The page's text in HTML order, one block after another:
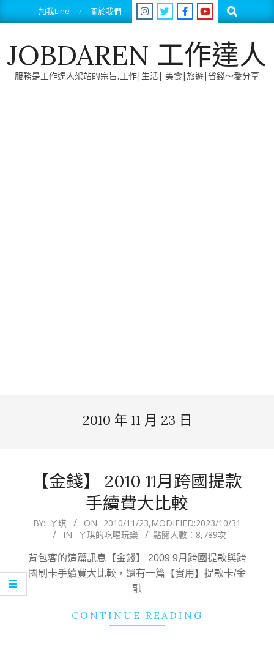
to
加我Line 關於我們 Search
JOBDAREN 工作達人
服務是工作達人架站的宗旨,工作|生活| 美食|旅遊|省錢～愛分享
2010 年 11 月 23 日
【金錢】 2010 11月跨國提款
手續費大比較
2010-
23
BY: ㄚ琪 ON: 2010/11/23,MODIFIED:2023/10/31
IN: ㄚ琪的吃喝玩樂 點閱人數：8,789次
背包客的這篇訊息【金錢】 2009 9月跨國提款與跨
國刷卡手續費大比較，還有一篇【實用】提款卡/金
融
CONTINUE READING